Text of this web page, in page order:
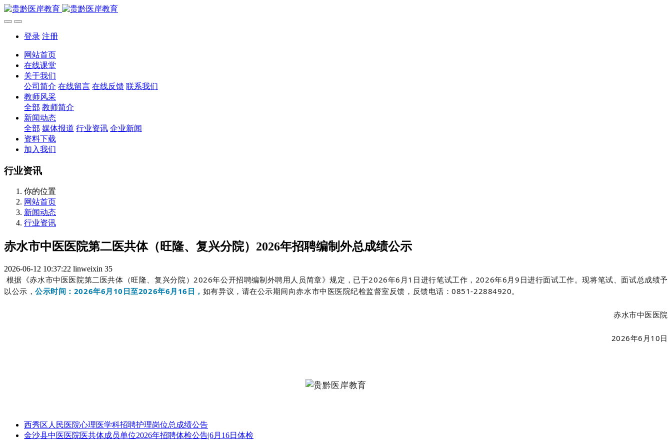
登录 注册
网站首页
在线课堂
关于我们
公司简介 在线留言 在线反馈 联系我们
教师风采
全部 教师简介
新闻动态
全部 媒体报道 行业资讯 企业新闻
资料下载
加入我们
行业资讯
你的位置
网站首页
新闻动态
行业资讯
赤水市中医医院第二医共体（旺隆、复兴分院）2026年招聘编制外总成绩公示
2026-06-12 10:37:22 linweixin 35
根据《赤水市中医医院第二医共体（旺隆、复兴分院）2026年公开招聘编制外聘用人员简章》规定，已于2026年6月1日进行笔试工作，2026年6月9日进行面试工作。现将笔试、面试总成绩予
以公示，公示时间：2026年6月10日至2026年6月16日， 如有异议，请在公示期间向赤水市中医医院纪检监督室反馈，反馈电话：0851-22884920。
赤水市中医医院
2026年6月10日
西秀区人民医院心理医学科招聘护理岗位总成绩公告
金沙县中医医院医共体成员单位2026年招聘体检公告|6月16日体检